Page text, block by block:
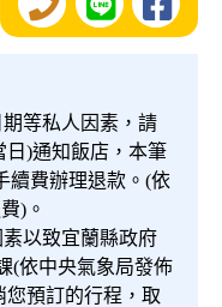
等私人因素，請
日)通知飯店，本筆
續費辦理退款。(依
)。
以致宜蘭縣政府
(依中央氣象局發佈
預訂的行程，取